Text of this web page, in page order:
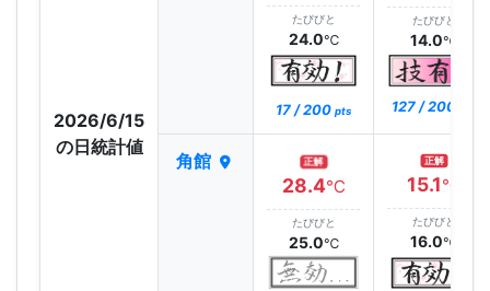
2026/6/15
の日統計値
たびびと
24.0℃
17 / 200 pts
たびびと
14.0℃
127 / 200
角館 正解
28.4℃
たびびと
25.0℃
正解
15.1℃
たびびと
16.0℃